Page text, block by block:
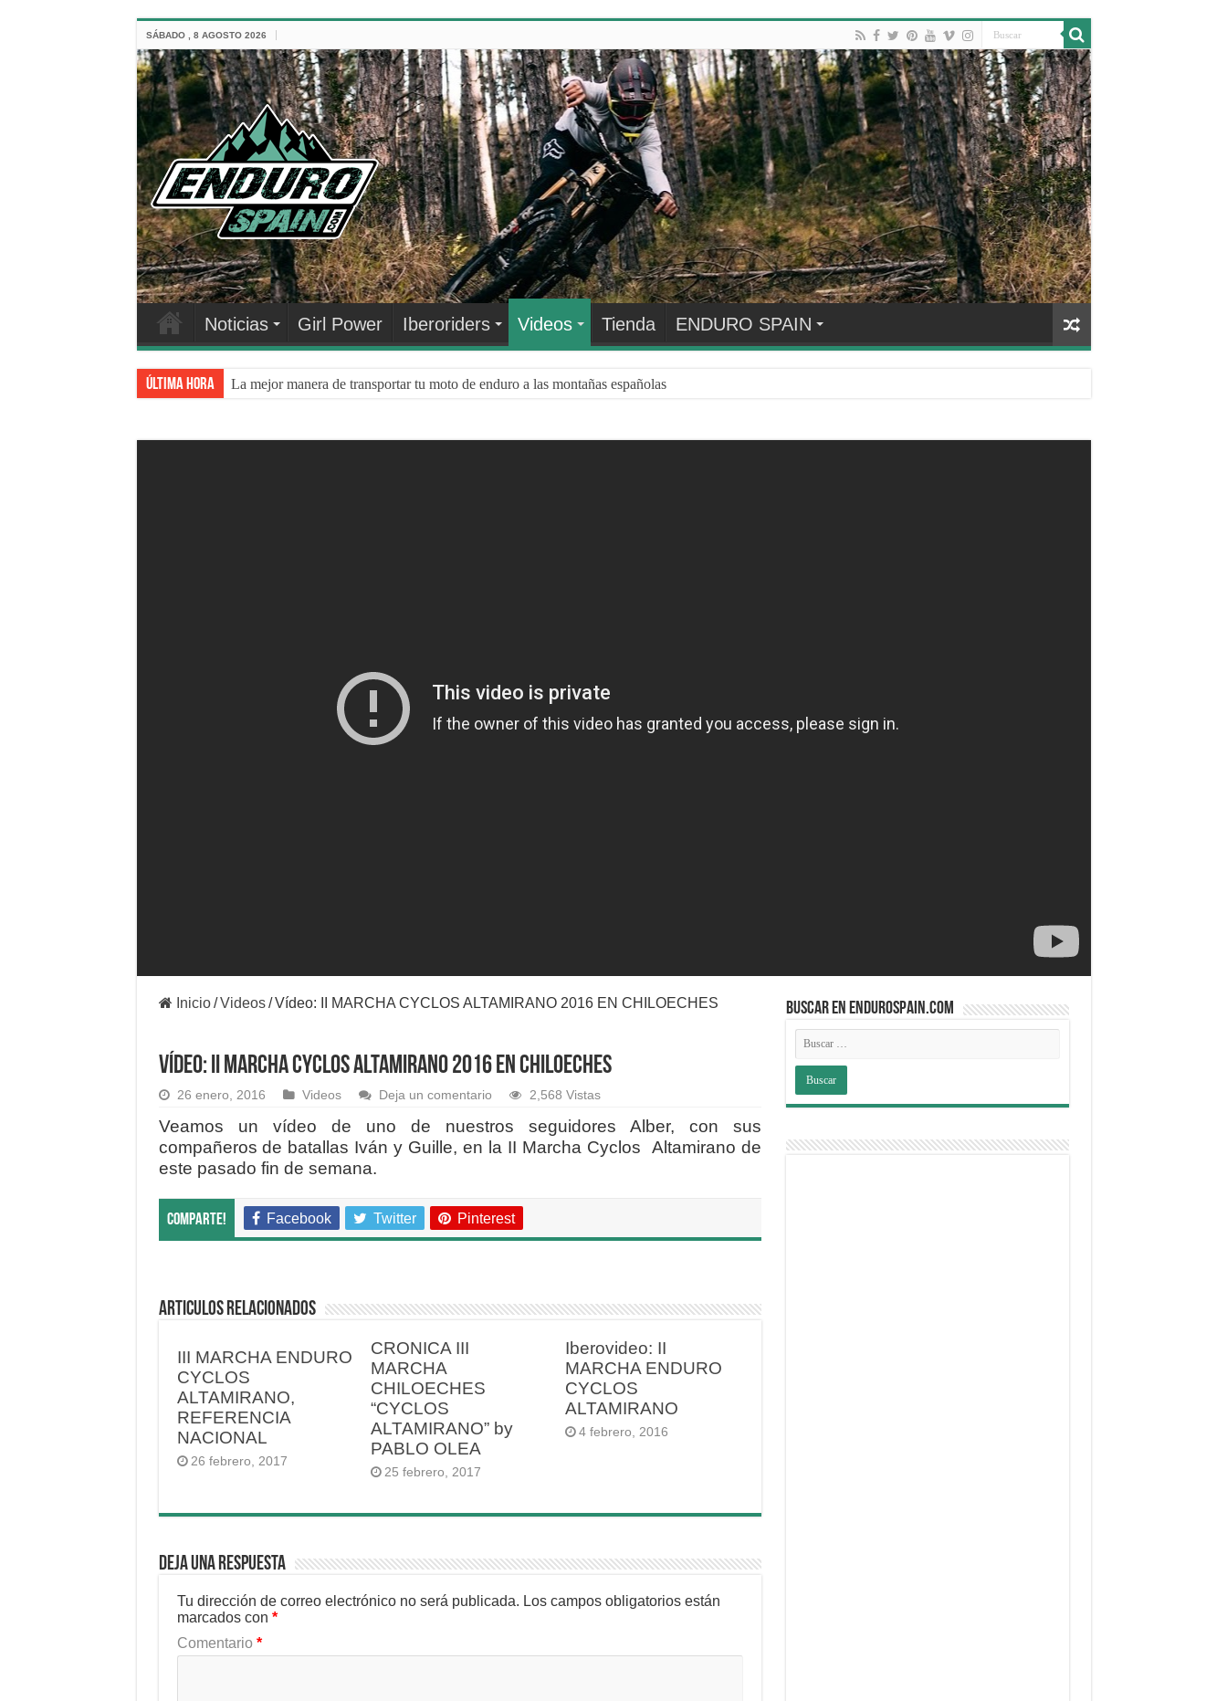
SÁBADO , 8 AGOSTO 2026
Noticias Girl Power Iberoriders Videos Tienda ENDURO SPAIN
Última hora La mejor manera de transportar tu moto de enduro a las montañas españolas
Inicio / Videos / Vídeo: II MARCHA CYCLOS ALTAMIRANO 2016 EN CHILOECHES
Vídeo: II MARCHA CYCLOS ALTAMIRANO 2016 EN CHILOECHES
26 enero, 2016 Videos Deja un comentario 2,568 Vistas
Veamos un vídeo de uno de nuestros seguidores Alber, con sus
compañeros de batallas Iván y Guille, en la II Marcha Cyclos Altamirano de
este pasado fin de semana.
Comparte! Facebook Twitter Pinterest
Articulos relacionados
III MARCHA ENDURO
CYCLOS
ALTAMIRANO,
REFERENCIA
NACIONAL
26 febrero, 2017
CRONICA III
MARCHA
CHILOECHES
“CYCLOS
ALTAMIRANO” by
PABLO OLEA
25 febrero, 2017
Iberovideo: II
MARCHA ENDURO
CYCLOS
ALTAMIRANO
4 febrero, 2016
Deja una respuesta
Tu dirección de correo electrónico no será publicada. Los campos obligatorios están
marcados con *
Comentario *
BUSCAR EN ENDUROSPAIN.COM